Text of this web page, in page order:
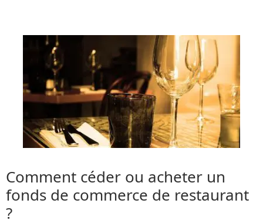
Comment céder ou acheter un
fonds de commerce de restaurant
?